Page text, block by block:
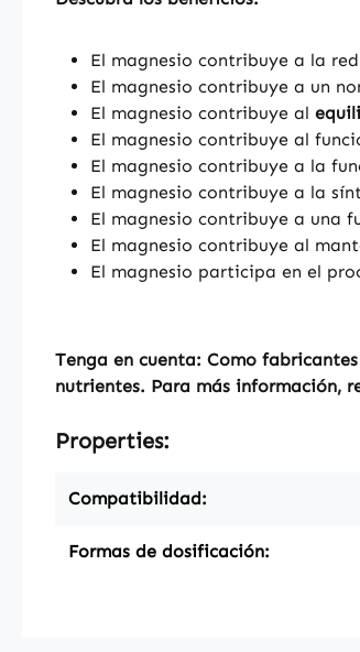
El magnesio contribuye a la
El magnesio contribuye a un
El magnesio contribuye al
El magnesio contribuye al
El magnesio contribuye a la
El magnesio contribuye a la
El magnesio contribuye a una
El magnesio contribuye al
El magnesio participa en el
Tenga en cuenta: Como
nutrientes. Para más información,
Properties:
Compatibilidad:
Formas de dosificación: